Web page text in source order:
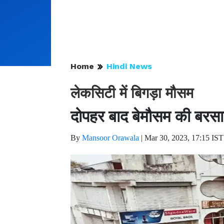
Home Hindi News
लेकसिटी में बिगड़ा मौसम
दोपहर बाद बेमौसम की
By Mansoor Orawala | Mar 30, 2023, 17:15 IST